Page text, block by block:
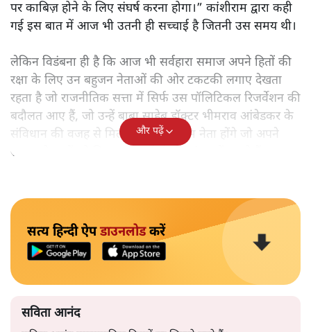
पर काबिज़ होने के लिए संघर्ष करना होगा।” कांशीराम द्वारा कही
गई इस बात में आज भी उतनी ही सच्चाई है जितनी उस समय थी।
लेकिन विडंबना ही है कि आज भी सर्वहारा समाज अपने हितों की
रक्षा के लिए उन बहुजन नेताओं की ओर टकटकी लगाए देखता
रहता है जो राजनीतिक सत्ता में सिर्फ उस पॉलिटिकल रिजर्वेशन की
बदौलत आए हैं, जो उन्हें बाबा साहेब डॉक्टर भीमराव आंबेडकर के
संविधान की वजह से मिला। ऐसे बहुत कम नेता होंगे जो अपने
समाज के मुद्दों को विधानसभाओं में और संसद में उठाते हैं।
और पढ़ें
सत्य हिन्दी ऐपडाउनलोडकरें
सविता आनंद